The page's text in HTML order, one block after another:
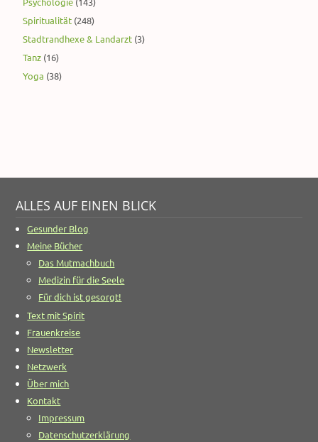
Spiritualität (248)
Stadtrandhexe & Landarzt (3)
Tanz (16)
Yoga (38)
ALLES AUF EINEN BLICK
Gesunder Blog
Meine Bücher
Das Mutmachbuch
Medizin für die Seele
Für dich ist gesorgt!
Text mit Spirit
Frauenkreise
Newsletter
Netzwerk
Über mich
Kontakt
Impressum
Datenschutzerklärung